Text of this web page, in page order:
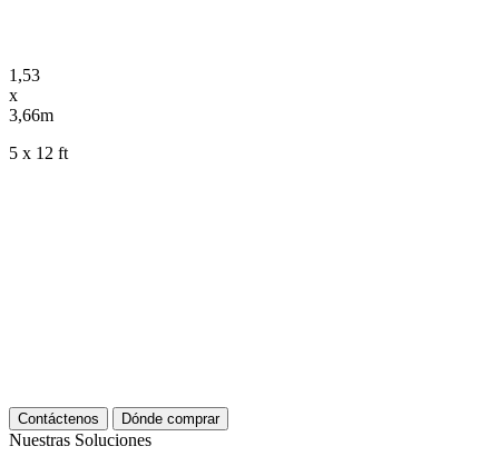
1,53
x
3,66m
5 x 12 ft
Contáctenos Dónde comprar
Nuestras Soluciones